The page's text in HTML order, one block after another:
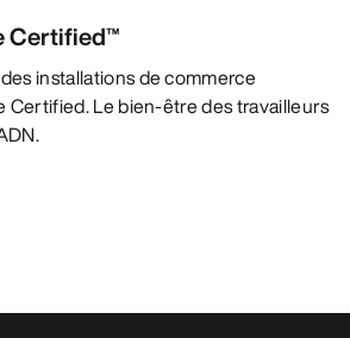
Certified™
installations de commerce
Certified. Le bien-être des travailleurs